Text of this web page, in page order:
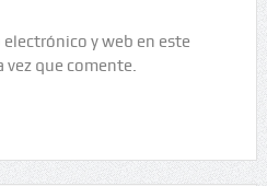
y web en este
vez que comente.